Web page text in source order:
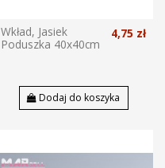
Wkład, Jasiek
Poduszka 40x40cm
4,75 zł
Dodaj do koszyka